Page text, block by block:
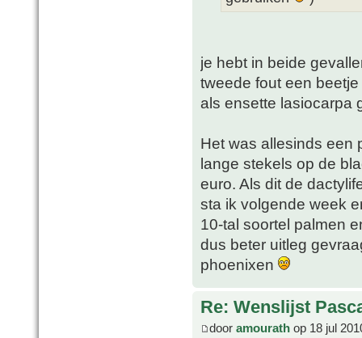
je hebt in beide
tweede fout een
als ensette lasiocarpa
Het was allesinds een
lange stekels op de
euro. Als dit de
sta ik volgende week
10-tal soortel palmen
dus beter uitleg
phoenixen
Re: Wenslijst
door amourath op 18 jul